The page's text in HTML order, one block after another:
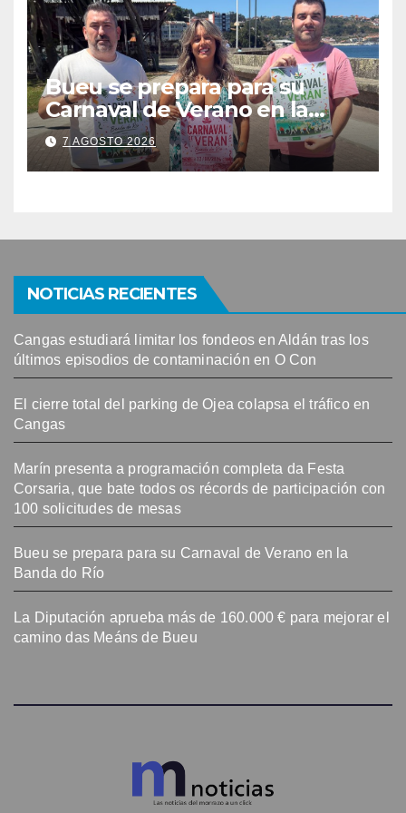
Bueu se prepara para su
Carnaval de Verano en la
Banda do Río
7 AGOSTO 2026
NOTICIAS RECIENTES
Cangas estudiará limitar los fondeos en Aldán tras los
últimos episodios de contaminación en O Con
El cierre total del parking de Ojea colapsa el tráfico en
Cangas
Marín presenta a programación completa da Festa
Corsaria, que bate todos os récords de participación con
100 solicitudes de mesas
Bueu se prepara para su Carnaval de Verano en la
Banda do Río
La Diputación aprueba más de 160.000 € para mejorar el
camino das Meáns de Bueu